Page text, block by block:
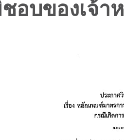
อบของเจ้า